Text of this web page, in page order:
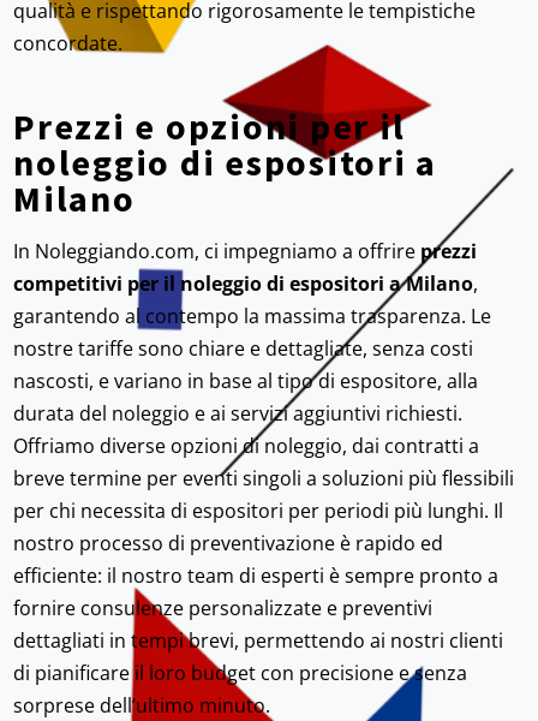
qualità e rispettando rigorosamente le tempistiche
concordate.
Prezzi e opzioni per il
noleggio di espositori a
Milano
In Noleggiando.com, ci impegniamo a offrire prezzi
competitivi per il noleggio di espositori a Milano,
garantendo al contempo la massima trasparenza. Le
nostre tariffe sono chiare e dettagliate, senza costi
nascosti, e variano in base al tipo di espositore, alla
durata del noleggio e ai servizi aggiuntivi richiesti.
Offriamo diverse opzioni di noleggio, dai contratti a
breve termine per eventi singoli a soluzioni più flessibili
per chi necessita di espositori per periodi più lunghi. Il
nostro processo di preventivazione è rapido ed
efficiente: il nostro team di esperti è sempre pronto a
fornire consulenze personalizzate e preventivi
dettagliati in tempi brevi, permettendo ai nostri clienti
di pianificare il loro budget con precisione e senza
sorprese dell’ultimo minuto.